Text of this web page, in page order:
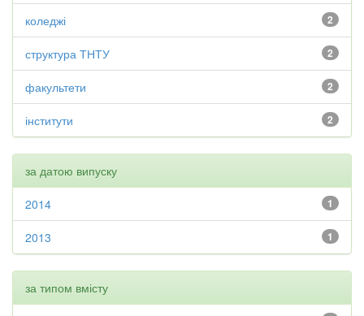
2
коледжі
2
структура ТНТУ
2
факультети
2
інститути
за датою випуску
1
2014
1
2013
за типом вмісту